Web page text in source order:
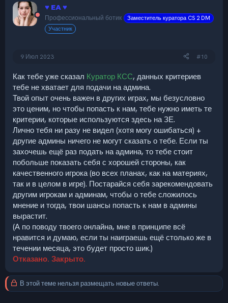
♥ EA ♥
Профессиональный ботик
Заместитель куратора CS 2 DM
Участник
9 Июл 2023 #10
Как тебе уже сказал Куратор КСС, данных критериев
тебе не хватает для подачи на админа.
Твой опыт очень важен в других играх, мы безусловно
это ценим, но чтобы попасть к нам, тебе нужно иметь те
критерии, которые используются здесь на ЗЕ.
Лично тебя ни разу не видел (хотя могу ошибаться) +
другие админы ничего не могут сказать о тебе. Если ты
захочешь ещё раз подать на админа, то тебе стоит
побольше показать себя с хорошей стороны, как
качественного игрока (во всех планах, как на материях,
так и в целом в игре). Постарайся себя зарекомендовать
другим игрокам и админам, чтобы о тебе сложилось
мнение и тогда, твои шансы попасть к нам в админы
вырастит.
(А по поводу твоего онлайна, мне в принципе всё
нравится и думаю, если ты наиграешь ещё столько же в
течении месяца, это будет просто шик.)
Отказано. Закрыто.
В этой теме нельзя размещать новые ответы.